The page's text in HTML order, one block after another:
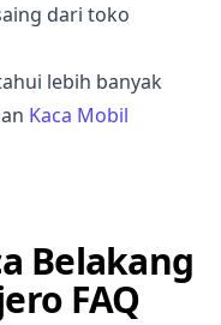
dari toko
lebih banyak
Kaca Mobil
Belakang
FAQ